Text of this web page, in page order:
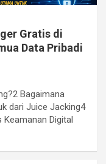
Gratis di
Data Pribadi
Bagaimana
dari Juice Jacking4
Digital